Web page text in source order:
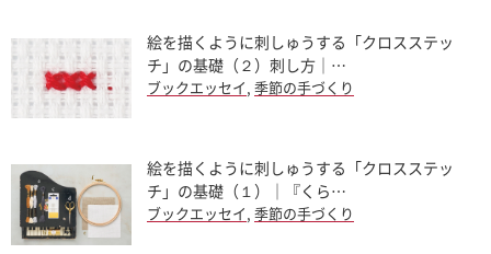
絵を描くように刺しゅうする「クロスステッ
チ」の基礎（２）刺し方｜…
ブックエッセイ 季節の手づくり
絵を描くように刺しゅうする「クロスステッ
チ」の基礎（１）｜『くら…
ブックエッセイ 季節の手づくり